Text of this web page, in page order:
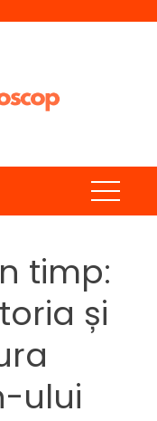
timp:
și
ului